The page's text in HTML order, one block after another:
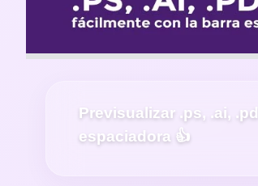
Previsualizar .ps, .ai,
espaciadora 👍